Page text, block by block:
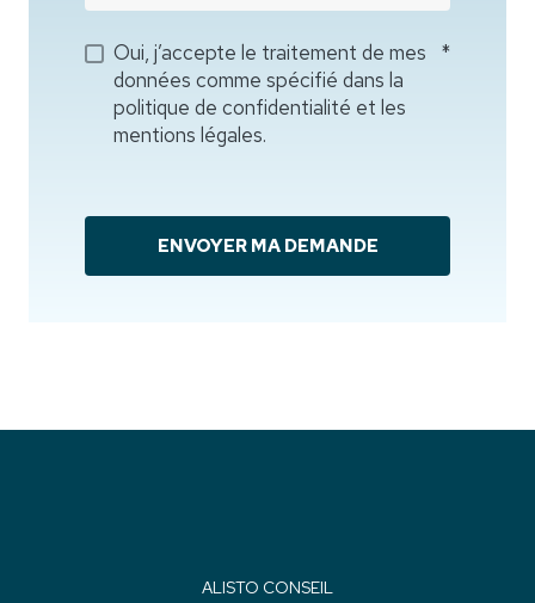
Oui, j’accepte le traitement de mes
données comme spécifié dans la
politique de confidentialité et les
mentions légales.
*
ENVOYER MA DEMANDE
ALISTO CONSEIL